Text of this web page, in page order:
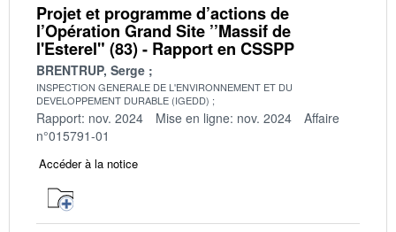
Projet et programme d’actions de
l’Opération Grand Site ’’Massif de
l'Esterel" (83) - Rapport en CSSPP
BRENTRUP, Serge
INSPECTION GENERALE DE L'ENVIRONNEMENT ET DU
DEVELOPPEMENT DURABLE (IGEDD)
Rapport: nov. 2024 Mise en ligne: nov. 2024
Affaire
n°015791-01
Accéder à la notice